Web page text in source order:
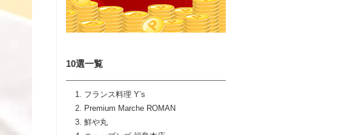
10選一覧
フランス料理 Y’s
Premium Marche ROMAN
鮮や丸